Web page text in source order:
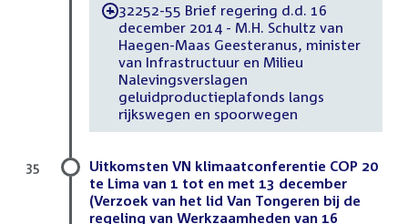
-32252-55 Brief regering d.d. 16
december 2014 - M.H. Schultz van
Haegen-Maas Geesteranus, minister
van Infrastructuur en Milieu
Nalevingsverslagen
geluidproductieplafonds langs
rijkswegen en spoorwegen
Uitkomsten VN klimaatconferentie COP 20
te Lima van 1 tot en met 13 december
(Verzoek van het lid Van Tongeren bij de
regeling van Werkzaamheden van 16
35